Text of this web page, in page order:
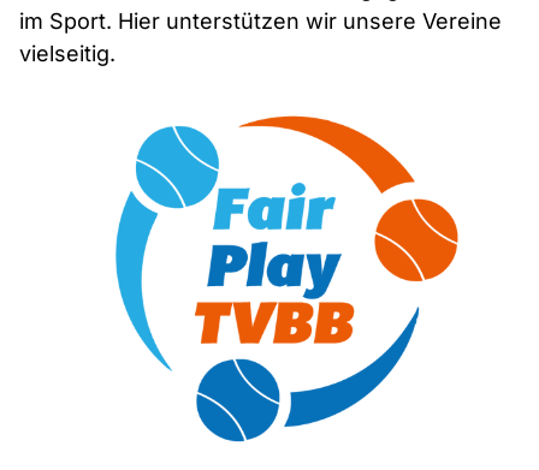
im Sport. Hier unterstützen wir unsere Vereine
vielseitig.